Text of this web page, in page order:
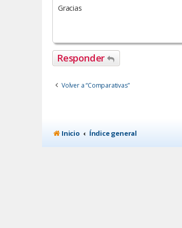
Gracias
Responder
Volver a “Comparativas”
Inicio Índice general